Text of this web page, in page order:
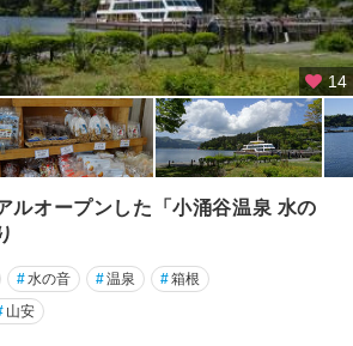
14
ルオープンした「小涌谷温泉 水の
#水の音 #温泉 #箱根
山安